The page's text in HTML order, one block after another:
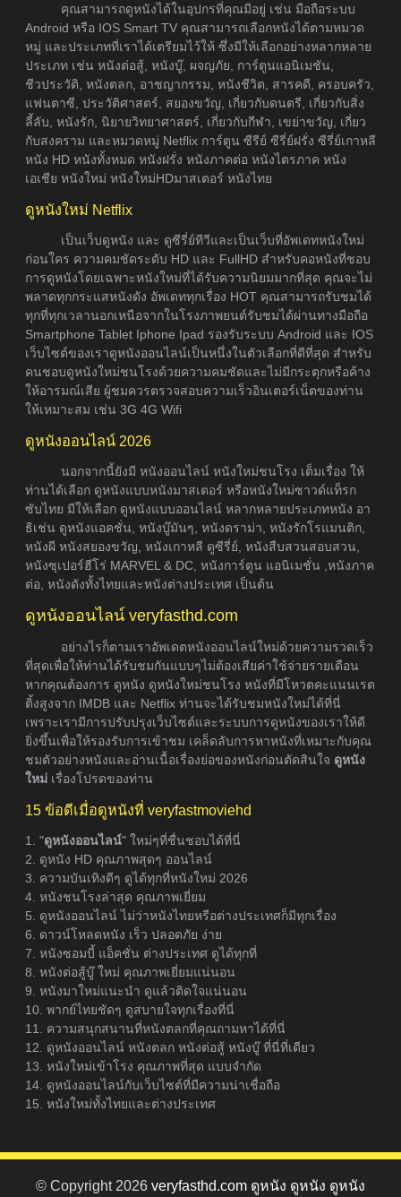
คุณสามารถดูหนังได้ในอุปกรที่คุณมีอยู่ เช่น มือถือระบบ
Android หรือ IOS Smart TV คุณสามารถเลือกหนังได้ตามหมวด
หมู่ และประเภทที่เราได้เตรียมไว้ให้ ซึ่งมีให้เลือกอย่างหลากหลาย
ประเภท เช่น หนังต่อสู้, หนังบู๊, ผจญภัย, การ์ตูนแอนิเมชัน,
ชีวประวัติ, หนังตลก, อาชญากรรม, หนังชีวิต, สารคดี, ครอบครัว,
แฟนตาซี, ประวัติศาสตร์, สยองขวัญ, เกี่ยวกับดนตรี, เกี่ยวกับสิ่ง
ลี้ลับ, หนังรัก, นิยายวิทยาศาสตร์, เกี่ยวกับกีฬา, เขย่าขวัญ, เกี่ยว
กับสงคราม และหมวดหมู่ Netflix การ์ตูน ซีรีย์ ซีรี่ย์ฝรั่ง ซีรี่ย์เกาหลี
หนัง HD หนังทั้งหมด หนังฝรั่ง หนังภาคต่อ หนังไตรภาค หนัง
เอเชีย หนังใหม่ หนังใหม่HDมาสเตอร์ หนังไทย
ดูหนังใหม่ Netflix
เป็นเว็บดูหนัง และ ดูซีรี่ย์ทีวีและเป็นเว็บที่อัพเดทหนังใหม่
ก่อนใคร ความคมชัดระดับ HD และ FullHD สำหรับคอหนังที่ชอบ
การดูหนังโดยเฉพาะหนังใหม่ที่ได้รับความนิยมมากที่สุด คุณจะไม่
พลาดทุกกระแสหนังดัง อัพเดททุกเรื่อง HOT คุณสามารถรับชมได้
ทุกที่ทุกเวลานอกเหนือจากในโรงภาพยนต์รับชมได้ผ่านทางมือถือ
Smartphone Tablet Iphone Ipad รองรับระบบ Android และ IOS
เว็บไซต์ของเราดูหนังออนไลน์เป็นหนึ่งในตัวเลือกที่ดีที่สุด สำหรับ
คนชอบดูหนังใหม่ชนโรงด้วยความคมชัดและไม่มีกระตุกหรือค้าง
ให้อารมณ์เสีย ผู้ชมควรตรวจสอบความเร็วอินเตอร์เน็ตของท่าน
ให้เหมาะสม เช่น 3G 4G Wifi
ดูหนังออนไลน์ 2026
นอกจากนี้ยังมี หนังออนไลน์ หนังใหม่ชนโรง เต็มเรื่อง ให้
ท่านได้เลือก ดูหนังแบบหนังมาสเตอร์ หรือหนังใหม่ซาวด์แท็รก
ซับไทย มีให้เลือก ดูหนังแบบออนไลน์ หลากหลายประเภทหนัง อา
ธิเช่น ดูหนังแอคชั่น, หนังบู๊มันๆ, หนังดราม่า, หนังรักโรแมนติก,
หนังผี หนังสยองขวัญ, หนังเกาหลี ดูซีรี่ย์, หนังสืบสวนสอบสวน,
หนังซุเปอร์ฮีโร่ MARVEL & DC, หนังการ์ตูน แอนิเมชั่น ,หนังภาค
ต่อ, หนังดังทั้งไทยและหนังต่างประเทศ เป็นต้น
ดูหนังออนไลน์ veryfasthd.com
อย่างไรก็ตามเราอัพเดตหนังออนไลน์ใหม่ด้วยความรวดเร็ว
ที่สุดเพื่อให้ท่านได้รับชมกันแบบๆไม่ต้องเสียค่าใช้จ่ายรายเดือน
หากคุณต้องการ ดูหนัง ดูหนังใหม่ชนโรง หนังที่มีโหวตคะแนนเรต
ติ้งสูงจาก IMDB และ Netflix ท่านจะได้รับชมหนังใหม่ได้ที่นี่
เพราะเรามีการปรับปรุงเว็บไซต์และระบบการดูหนังของเราให้ดี
ยิ่งขึ้นเพื่อให้รองรับการเข้าชม เคล็ดลับการหาหนังที่เหมาะกับคุณ
ชมตัวอย่างหนังและอ่านเนื้อเรื่องย่อของหนังก่อนตัดสินใจ ดูหนัง
ใหม่ เรื่องโปรดของท่าน
15 ข้อดีเมื่อดูหนังที่ veryfastmoviehd
1. "ดูหนังออนไลน์" ใหม่ๆที่ชื่นชอบได้ที่นี่
2. ดูหนัง HD คุณภาพสุดๆ ออนไลน์
3. ความบันเทิงดีๆ ดูได้ทุกที่หนังใหม่ 2026
4. หนังชนโรงล่าสุด คุณภาพเยี่ยม
5. ดูหนังออนไลน์ ไม่ว่าหนังไทยหรือต่างประเทศก็มีทุกเรื่อง
6. ดาวน์โหลดหนัง เร็ว ปลอดภัย ง่าย
7. หนังซอมบี้ แอ็คชั่น ต่างประเทศ ดูได้ทุกที่
8. หนังต่อสู้บู๊ ใหม่ คุณภาพเยี่ยมแน่นอน
9. หนังมาใหม่แนะนำ ดูแล้วติดใจแน่นอน
10. พากย์ไทยชัดๆ ดูสบายใจทุกเรื่องที่นี่
11. ความสนุกสนานที่หนังตลกที่คุณถามหาได้ที่นี่
12. ดูหนังออนไลน์ หนังตลก หนังต่อสู้ หนังบู๊ ที่นี่ที่เดียว
13. หนังใหม่เข้าโรง คุณภาพที่สุด แบบจำกัด
14. ดูหนังออนไลน์กับเว็บไซต์ที่มีความน่าเชื่อถือ
15. หนังใหม่ทั้งไทยและต่างประเทศ
© Copyright 2026 veryfasthd.com ดูหนัง ดูหนัง ดูหนัง